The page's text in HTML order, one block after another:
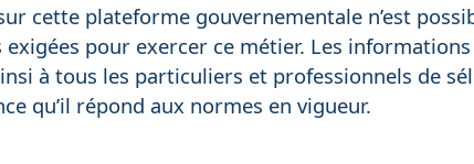
cette plateforme gouvernementale n’est
pour exercer ce métier. Les
à tous les particuliers et professionnels de
qu’il répond aux normes en vigueur.